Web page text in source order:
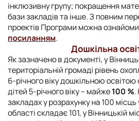
інклюзивну групу; покращення
бази закладів та інше. З повним
проектів Програми можна
посиланням.
Дошкільна
Як зазначено в документі, у
територіальній громаді рівень
6-річного віку дошкільною
дітей 5-річного віку – майже100 %.
закладах у розрахунку на 100 місць
області складає 101, у Вінницькій